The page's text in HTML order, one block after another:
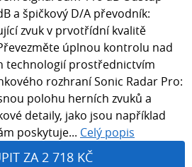
a špičkový D/A převodník:
zvuk v prvotřídní kvalitě
úplnou kontrolu nad
technologií prostřednictvím
rozhraní Sonic Radar Pro:
polohu herních zvuků a
detaily, jako jsou například
poskytuje... Celý popis
ZA 2 718 KČ